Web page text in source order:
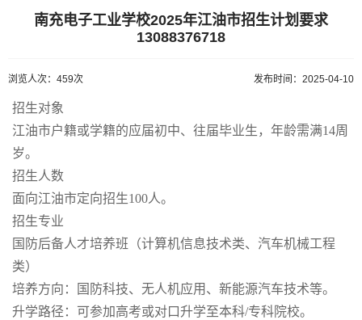
南充电子工业学校2025年江油市招生计划要求
13088376718
浏览人次：459次 发布时间：2025-04-10
招生对象
江油市户籍或学籍的应届初中、往届毕业生，年龄需满14周
岁。
招生人数
面向江油市定向招生100人。
招生专业
国防后备人才培养班（计算机信息技术类、汽车机械工程
类）
培养方向：国防科技、无人机应用、新能源汽车技术等。
升学路径：可参加高考或对口升学至本科/专科院校。